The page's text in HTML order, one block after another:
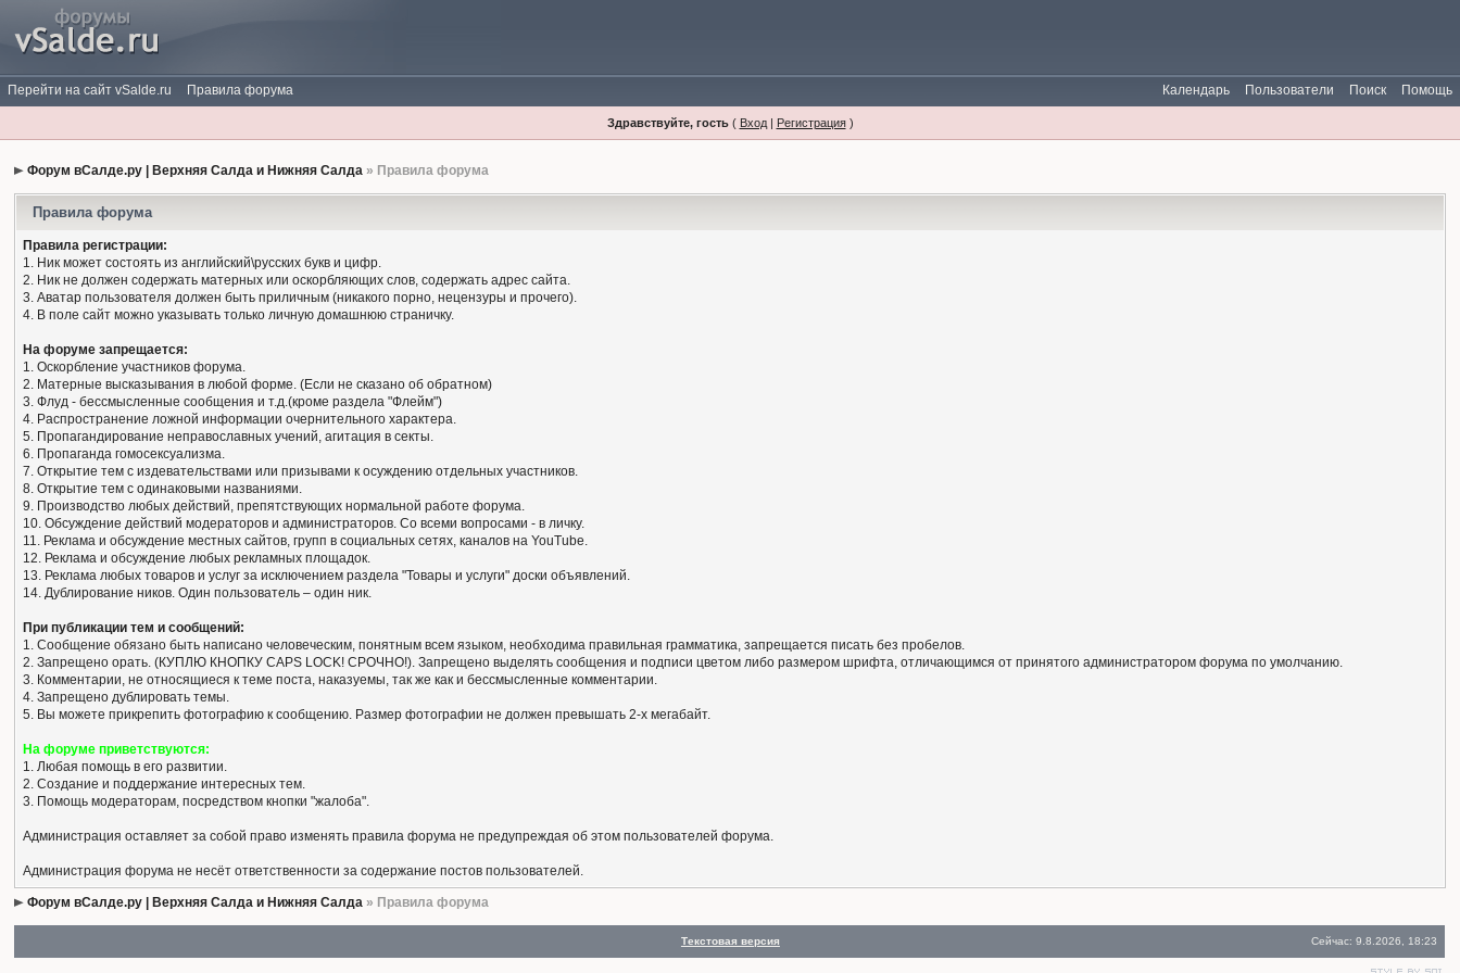
Перейти на сайт vSalde.ru Правила форума Помощь
Поиск
Пользователи
Календарь
Здравствуйте, гость( Вход| Регистрация)
Форум вСалде.ру | Верхняя Салда и Нижняя Салда » Правила форума
Правила форума
Правила регистрации:
1. Ник может состоять из английский\русских букв и цифр.
2. Ник не должен содержать матерных или оскорбляющих слов, содержать адрес сайта.
3. Аватар пользователя должен быть приличным (никакого порно, нецензуры и прочего).
4. В поле сайт можно указывать только личную домашнюю страничку.
На форуме запрещается:
1. Оскорбление участников форума.
2. Матерные высказывания в любой форме. (Если не сказано об обратном)
3. Флуд - бессмысленные сообщения и т.д.(кроме раздела "Флейм")
4. Распространение ложной информации очернительного характера.
5. Пропагандирование неправославных учений, агитация в секты.
6. Пропаганда гомосексуализма.
7. Открытие тем с издевательствами или призывами к осуждению отдельных участников.
8. Открытие тем с одинаковыми названиями.
9. Производство любых действий, препятствующих нормальной работе форума.
10. Обсуждение действий модераторов и администраторов. Со всеми вопросами - в личку.
11. Реклама и обсуждение местных сайтов, групп в социальных сетях, каналов на YouTube.
12. Реклама и обсуждение любых рекламных площадок.
13. Реклама любых товаров и услуг за исключением раздела "Товары и услуги" доски объявлений.
14. Дублирование ников. Один пользователь – один ник.
При публикации тем и сообщений:
1. Сообщение обязано быть написано человеческим, понятным всем языком, необходима правильная грамматика, запрещается писать без пробелов.
2. Запрещено орать. (КУПЛЮ КНОПКУ CAPS LOCK! СРОЧНО!). Запрещено выделять сообщения и подписи цветом либо размером шрифта, отличающимся от принятого администратором форума по умолчанию.
3. Комментарии, не относящиеся к теме поста, наказуемы, так же как и бессмысленные комментарии.
4. Запрещено дублировать темы.
5. Вы можете прикрепить фотографию к сообщению. Размер фотографии не должен превышать 2-х мегабайт.
На форуме приветствуются:
1. Любая помощь в его развитии.
2. Создание и поддержание интересных тем.
3. Помощь модераторам, посредством кнопки "жалоба".
Администрация оставляет за собой право изменять правила форума не предупреждая об этом пользователей форума.
Администрация форума не несёт ответственности за содержание постов пользователей.
Форум вСалде.ру | Верхняя Салда и Нижняя Салда » Правила форума
Текстовая версия Сейчас: 9.8.2026, 18:23